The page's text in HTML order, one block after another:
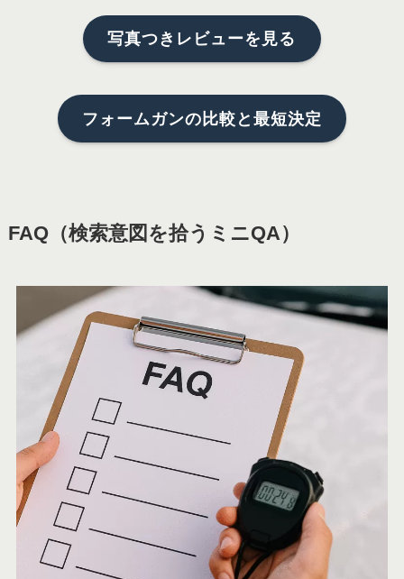
写真つきレビューを見る
フォームガンの比較と最短決定
FAQ（検索意図を拾うミニQA）